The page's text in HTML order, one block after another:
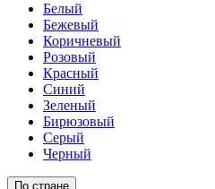
Белый
Бежевый
Коричневый
Розовый
Красный
Синий
Зеленый
Бирюзовый
Серый
Черный
По стране